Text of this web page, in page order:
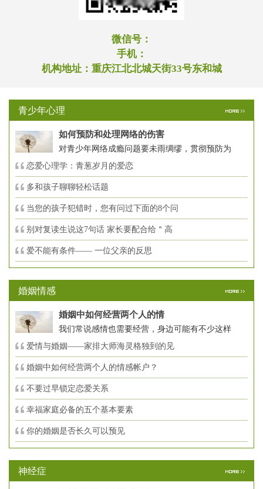
微信号：
手机：
机构地址： 重庆江北北城天街33号东和城
青少年心理
如何预防和处理网络的伤害
对青少年网络成瘾问题要未雨绸缪，贯彻预防为
恋爱心理学：青葱岁月的爱恋
多和孩子聊聊轻松话题
当您的孩子犯错时，您有问过下面的8个问
别对复读生说这7句话 家长要配合给＂高
爱不能有条件—— 一位父亲的反思
婚姻情感
婚姻中如何经营两个人的情
我们常说感情也需要经营，身边可能有不少这样
爱情与婚姻——家排大师海灵格独到的见
婚姻中如何经营两个人的情感帐户？
不要过早锁定恋爱关系
幸福家庭必备的五个基本要素
你的婚姻是否长久可以预见
神经症